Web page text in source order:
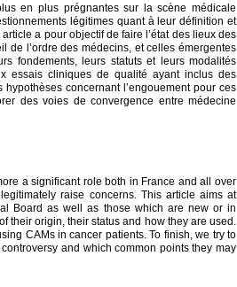
en plus prégnantes sur la scène médicale
légitimes quant à leur définition et
a pour objectif de faire l’état des lieux des
de l’ordre des médecins, et celles émergentes
fondements, leurs statuts et leurs modalités
essais cliniques de qualité ayant inclus des
concernant l’engouement pour ces
des voies de convergence entre médecine
a significant role both in France and all over
raise concerns. This article aims at
Board as well as those which are new or in
their origin, their status and how they are used.
CAMs in cancer patients. To finish, we try to
and which common points they may